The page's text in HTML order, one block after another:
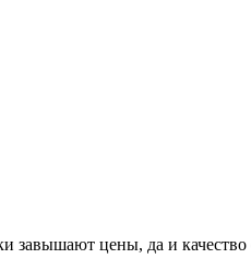
цены, да и качество